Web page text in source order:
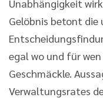
Unabhängigkeit
Gelöbnis betont die
egal wo und für
Geschmäckle.
Verwaltungsrates